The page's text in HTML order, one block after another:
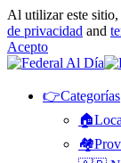
Al utilizar este sitio,
de privacidad and
Acepto
👉Categorías